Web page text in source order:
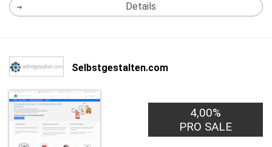
Details
Selbstgestalten.com
4,00%
PRO SALE